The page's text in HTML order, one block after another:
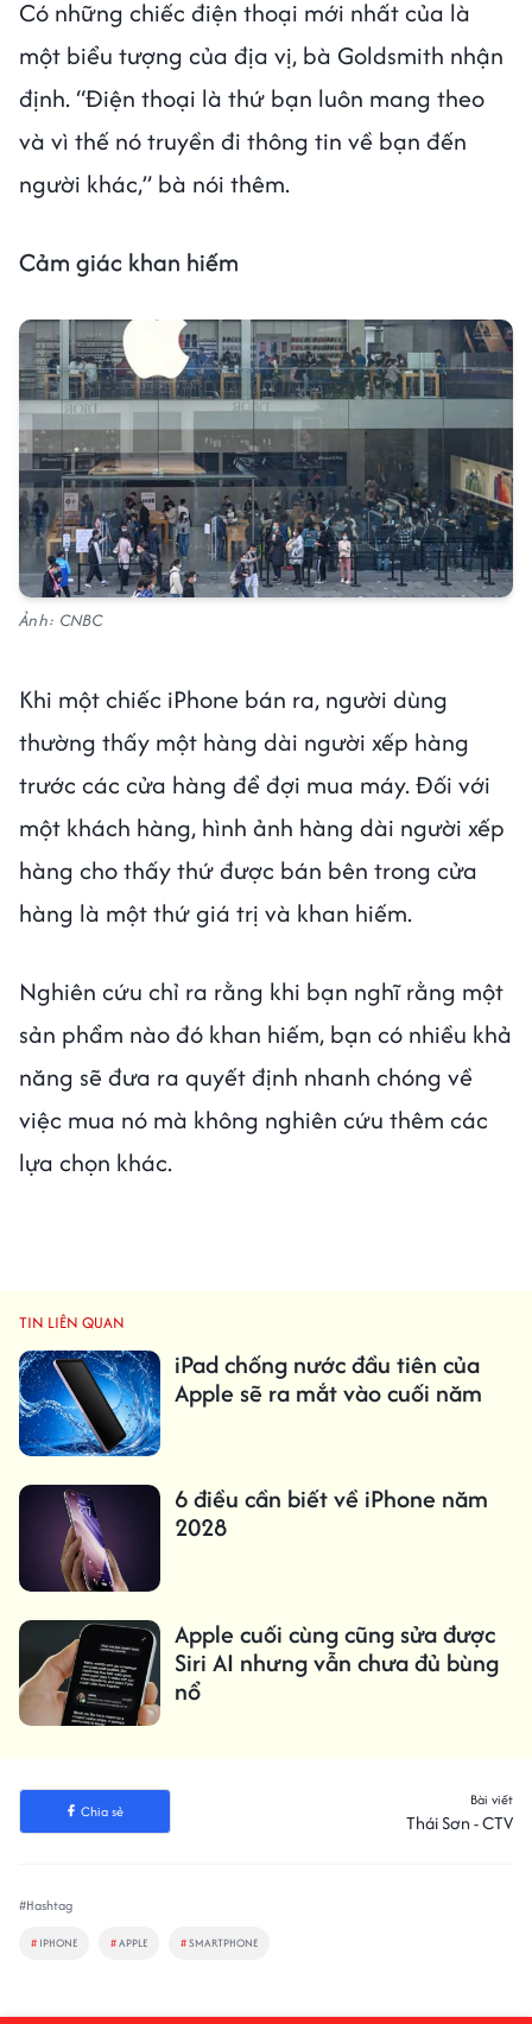
Có những chiếc điện thoại mới nhất của là
một biểu tượng của địa vị, bà Goldsmith nhận
định. “Điện thoại là thứ bạn luôn mang theo
và vì thế nó truyền đi thông tin về bạn đến
người khác,” bà nói thêm.
Cảm giác khan hiếm
Ảnh: CNBC
Khi một chiếc iPhone bán ra, người dùng
thường thấy một hàng dài người xếp hàng
trước các cửa hàng để đợi mua máy. Đối với
một khách hàng, hình ảnh hàng dài người xếp
hàng cho thấy thứ được bán bên trong cửa
hàng là một thứ giá trị và khan hiếm.
Nghiên cứu chỉ ra rằng khi bạn nghĩ rằng một
sản phẩm nào đó khan hiếm, bạn có nhiều khả
năng sẽ đưa ra quyết định nhanh chóng về
việc mua nó mà không nghiên cứu thêm các
lựa chọn khác.
TIN LIÊN QUAN
iPad chống nước đầu tiên của
Apple sẽ ra mắt vào cuối năm
6 điều cần biết về iPhone năm
2028
Apple cuối cùng cũng sửa được
Siri AI nhưng vẫn chưa đủ bùng
nổ
Chia sẻ
Bài viết
Thái Sơn - CTV
#Hashtag
# IPHONE #APPLE #SMARTPHONE